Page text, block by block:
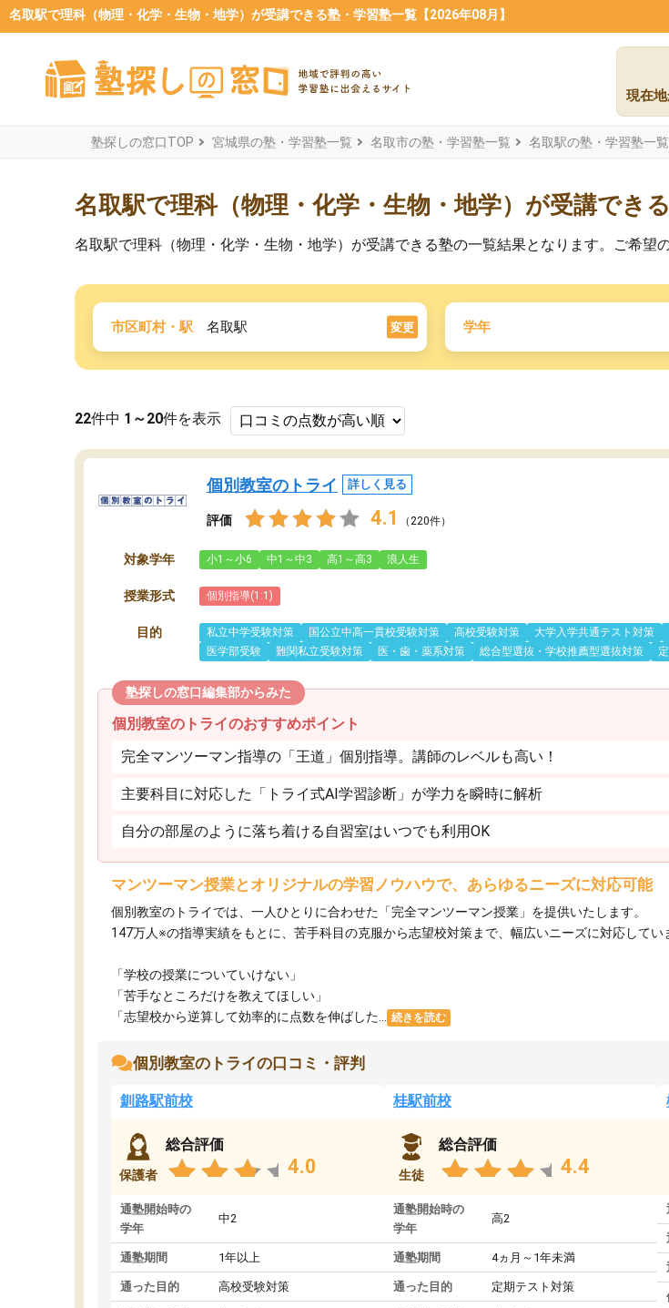
名取駅で理科（物理・化学・生物・地学）が受講できる塾・学習塾一覧【2026年08月】
現在
塾探しの窓口TOP 宮城県の塾・学習塾一覧 名取市の塾・学習塾一覧 名取駅の塾・学習塾一覧
名取駅で理科（物理・化学・生物・地学）が受講でき
名取駅で理科（物理・化学・生物・地学）が受講できる塾の一覧結果となります。ご希望
市区町村・駅 名取駅 変更 学年
22件中 1～20件を表示
個別教室のトライ 詳しく見る
評価 4.1 （220件）
対象学年 小1～小6 中1～中3 高1～高3 浪人生
授業形式 個別指導(1:1)
目的 私立中学受験対策 国公立中高一貫校受験対策 高校受験対策 大学入学共通テスト対策
医学部受験
難関私立受験対策 医・歯・薬系対策 総合型選抜・学校推薦型選抜対策
塾探しの窓口編集部からみた
個別教室のトライのおすすめポイント
完全マンツーマン指導の「王道」個別指導。講師のレベルも高い！
主要科目に対応した「トライ式AI学習診断」が学力を瞬時に解析
自分の部屋のように落ち着ける自習室はいつでも利用OK
マンツーマン授業とオリジナルの学習ノウハウで、あらゆるニーズに対応可能
個別教室のトライでは、一人ひとりに合わせた「完全マンツーマン授業」を提供いたします。​
147万人※の指導実績をもとに、苦手科目の克服から志望校対策まで、幅広いニーズに対応してい
「学校の授業についていけない」​
「苦手なところだけを教えてほしい」​
「志望校から逆算して効率的に点数を伸ばした...
続きを読む
個別教室のトライの口コミ・評判
釧路駅前校
保護者
総合評価
4.0
通塾開始時の
学年
中2
通塾期間 1年以上
通った目的 高校受験対策
桂駅前校
生徒
総合評価
4.4
通塾開始時の
学年
高2
通塾期間 4ヵ月～1年未満
通った目的 定期テスト対策